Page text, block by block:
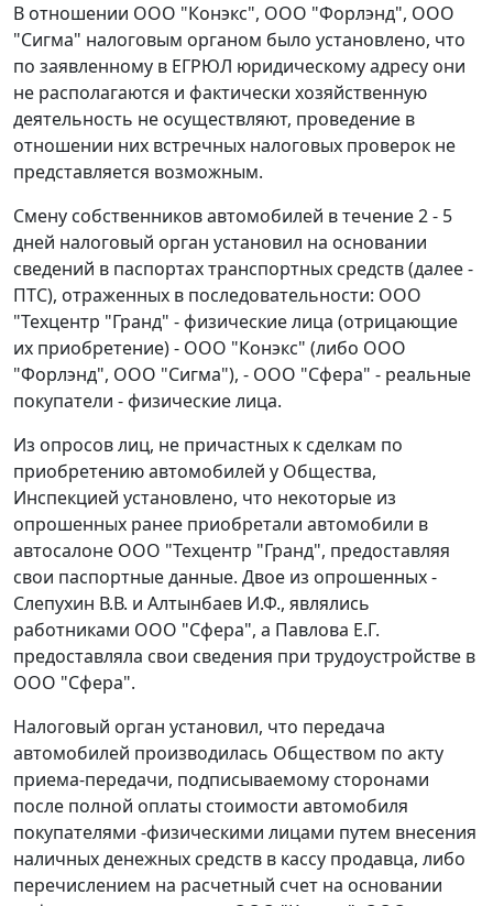
В отношении ООО "Конэкс", ООО "Форлэнд", ООО
"Сигма" налоговым органом было установлено, что
по заявленному в ЕГРЮЛ юридическому адресу они
не располагаются и фактически хозяйственную
деятельность не осуществляют, проведение в
отношении них встречных налоговых проверок не
представляется возможным.
Смену собственников автомобилей в течение 2 - 5
дней налоговый орган установил на основании
сведений в паспортах транспортных средств (далее -
ПТС), отраженных в последовательности: ООО
"Техцентр "Гранд" - физические лица (отрицающие
их приобретение) - ООО "Конэкс" (либо ООО
"Форлэнд", ООО "Сигма"), - ООО "Сфера" - реальные
покупатели - физические лица.
Из опросов лиц, не причастных к сделкам по
приобретению автомобилей у Общества,
Инспекцией установлено, что некоторые из
опрошенных ранее приобретали автомобили в
автосалоне ООО "Техцентр "Гранд", предоставляя
свои паспортные данные. Двое из опрошенных -
Слепухин В.В. и Алтынбаев И.Ф., являлись
работниками ООО "Сфера", а Павлова Е.Г.
предоставляла свои сведения при трудоустройстве в
ООО "Сфера".
Налоговый орган установил, что передача
автомобилей производилась Обществом по акту
приема-передачи, подписываемому сторонами
после полной оплаты стоимости автомобиля
покупателями -физическими лицами путем внесения
наличных денежных средств в кассу продавца, либо
перечислением на расчетный счет на основании